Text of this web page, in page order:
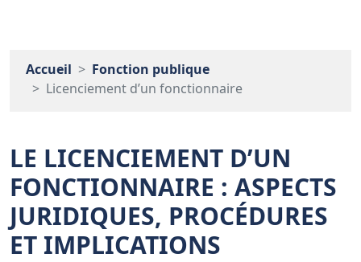
Accueil
Fonction publique
Licenciement d’un fonctionnaire
LE LICENCIEMENT D’UN
FONCTIONNAIRE : ASPECTS
JURIDIQUES, PROCÉDURES
ET IMPLICATIONS